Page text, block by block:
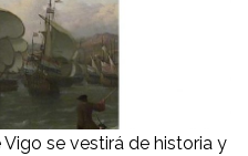
se vestirá de historia y